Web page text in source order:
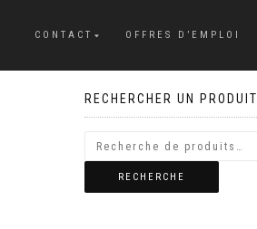
CONTACT OFFRES D’EMPLOI
RECHERCHER UN PRODUIT
RECHERCHE